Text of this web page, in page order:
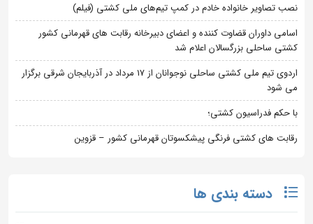
نصب تصاویر خانواده خادم در کمپ تیم‌های ملی کشتی (فیلم)
اسامی داوران قضاوت کننده و اعضای دبیرخانه رقابت های قهرمانی کشور
کشتی ساحلی بزرگسالان اعلام شد
اردوی تیم ملی کشتی ساحلی نوجوانان از 17 مرداد در آذربایجان شرقی برگزار
می شود
با حکم فدراسیون کشتی؛
رقابت های کشتی فرنگی پیشکسوتان قهرمانی کشور – قزوین
دسته بندی ها